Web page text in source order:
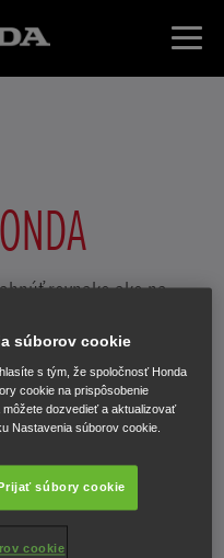
rovnako ako na
súborov cookie
s tým, že spoločnosť Honda
cookie na prispôsobenie
dozvedieť a aktualizovať
Nastavenia súborov cookie.
súbory cookie
cookie